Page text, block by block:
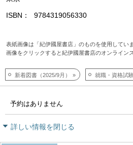
ISBN 9784319056330
表紙画像は「紀伊國屋書店」のものを使用していま
画像をクリックすると紀伊國屋書店のオンライン
新着図書（2025/9月） 就職・資格試
予約はありません
詳しい情報を閉じる